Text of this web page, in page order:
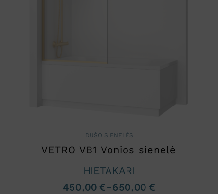
DUŠO SIENELĖS
VETRO VB1 Vonios sienelė
HIETAKARI
450,00€–650,00 €